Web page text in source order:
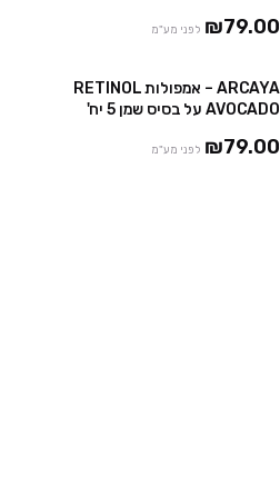
₪79.00 לפני מע"מ
ARCAYA – אמפולות RETINOL
AVOCADO על בסיס שמן 5 יח'
₪79.00 לפני מע"מ